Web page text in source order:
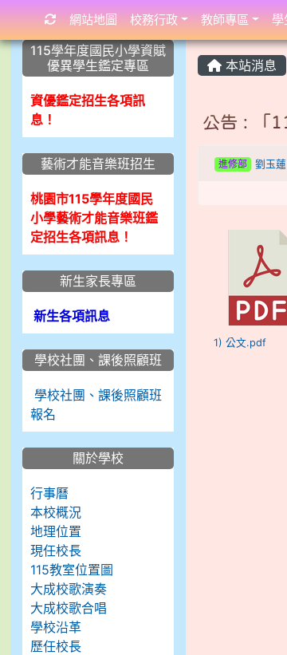
:::
本站消息
公告 : 「
進修部 劉玉蓮
1) 公文.pdf
:::115學年度國民小學資賦
優異學生鑑定專區
資優鑑定招生各項訊
息！
藝術才能音樂班招生
桃園市115學年度國民
小學藝術才能音樂班鑑
定招生各項訊息！
新生家長專區
新生各項訊息
學校社團、課後照顧班
學校社團、課後照顧班
報名
關於學校
行事曆
本校概況
地理位置
現任校長
115教室位置圖
大成校歌演奏
大成校歌合唱
學校沿革
歷任校長
::: 網站地圖 校務行政 教師專區 學